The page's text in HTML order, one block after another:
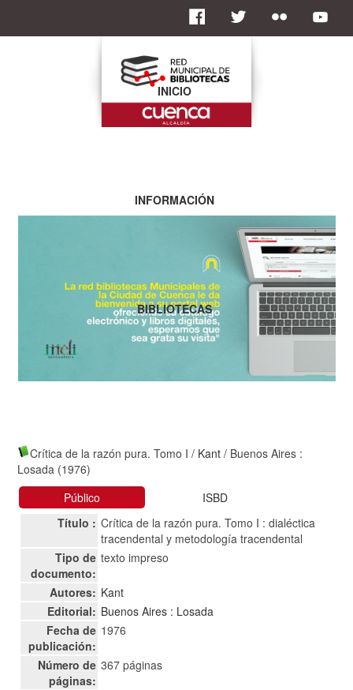
Crítica de la razón pura. Tomo I / Kant / Buenos Aires :
Losada (1976)
Público
ISBD
Título : Crítica de la razón pura. Tomo I : dialéctica
tracendental y metodología tracendental
Tipo de
documento:
texto impreso
Autores: Kant
Editorial: Buenos Aires : Losada
Fecha de
publicación:
1976
Número de
páginas:
367 páginas
INICIO
INFORMACIÓN
BIBLIOTECAS